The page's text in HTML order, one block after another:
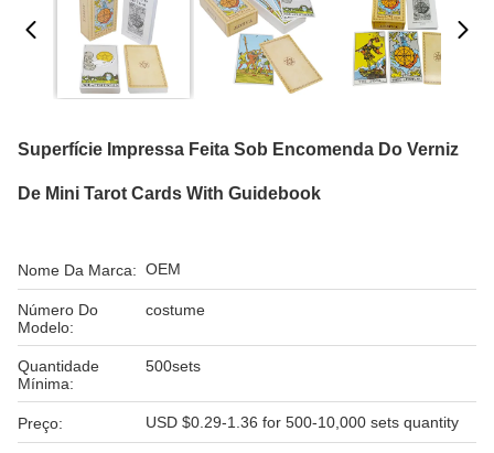
Superfície Impressa Feita Sob Encomenda Do Verniz
De Mini Tarot Cards With Guidebook
Nome Da Marca: OEM
Número Do
Modelo:
costume
Quantidade
Mínima:
500sets
Preço: USD $0.29-1.36 for 500-10,000 sets quantity